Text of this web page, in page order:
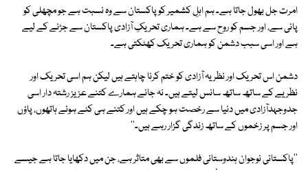
امرت جل بھول جاتا ہے۔ ہم اہلِ کشمیر کو پاکستان سے وہ نسبت ہے جو مچھلی کو
پانی سے، اور جسم کو روح سے ہے۔ ہماری تحریکِ آزادی پاکستان سے جڑنے کے لیے
ہے اور اسی سبب دشمن کو ہماری تحریک کھٹکتی ہے۔
دشمن اس تحریک اور نظریہ آزادی کو ختم کرنا چاہتے ہیں لیکن ہم اسی تحریک اور
نظریے کے ساتھ ساتھ سانس لیتے ہیں۔ نہ جانے ہمارے کتنے عزیز رشتہ دار اسی
جدوجہدآزادی میں دنیا سے رخصت ہو چکے ہیں اور کتنے ہی کٹے ہوئے ہاتھوں، پاؤں
اور جسم پر زخموں کے ساتھ زندگی گزار رہے ہیں۔''
''پاکستانی نوجوان ہندوستانی فلموں سے بھی متاثر ہے، جن میں دکھایا جاتا ہے جیسے